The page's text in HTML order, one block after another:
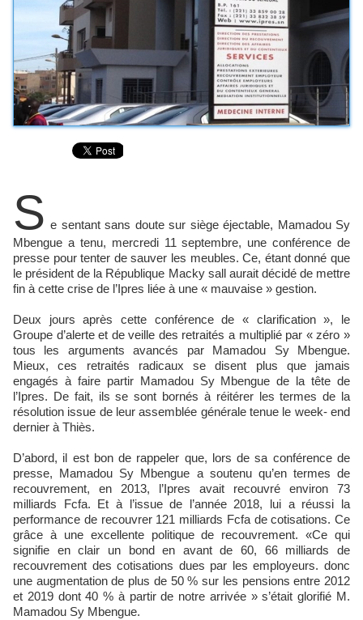
S e sentant sans doute sur siège éjectable, Mamadou Sy
Mbengue a tenu, mercredi 11 septembre, une conférence de
presse pour tenter de sauver les meubles. Ce, étant donné que
le président de la République Macky sall aurait décidé de mettre
fin à cette crise de l’Ipres liée à une « mauvaise » gestion.
Deux jours après cette conférence de « clarification », le
Groupe d’alerte et de veille des retraités a multiplié par « zéro »
tous les arguments avancés par Mamadou Sy Mbengue.
Mieux, ces retraités radicaux se disent plus que jamais
engagés à faire partir Mamadou Sy Mbengue de la tête de
l’Ipres. De fait, ils se sont bornés à réitérer les termes de la
résolution issue de leur assemblée générale tenue le week- end
dernier à Thiès.
D’abord, il est bon de rappeler que, lors de sa conférence de
presse, Mamadou Sy Mbengue a soutenu qu’en termes de
recouvrement, en 2013, l’Ipres avait recouvré environ 73
milliards Fcfa. Et à l’issue de l’année 2018, lui a réussi la
performance de recouvrer 121 milliards Fcfa de cotisations. Ce
grâce à une excellente politique de recouvrement. «Ce qui
signifie en clair un bond en avant de 60, 66 milliards de
recouvrement des cotisations dues par les employeurs. donc
une augmentation de plus de 50 % sur les pensions entre 2012
et 2019 dont 40 % à partir de notre arrivée » s’était glorifié M.
Mamadou Sy Mbengue.